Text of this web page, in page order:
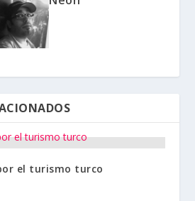
el turismo turco